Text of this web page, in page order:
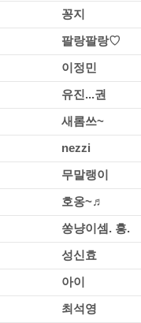
꽁지
팔랑팔랑♡
이정민
유진...권
새롬쓰~
nezzi
무말랭이
호옹~♬
쏭냥이셈. 흥.
성신효
아이
최석영